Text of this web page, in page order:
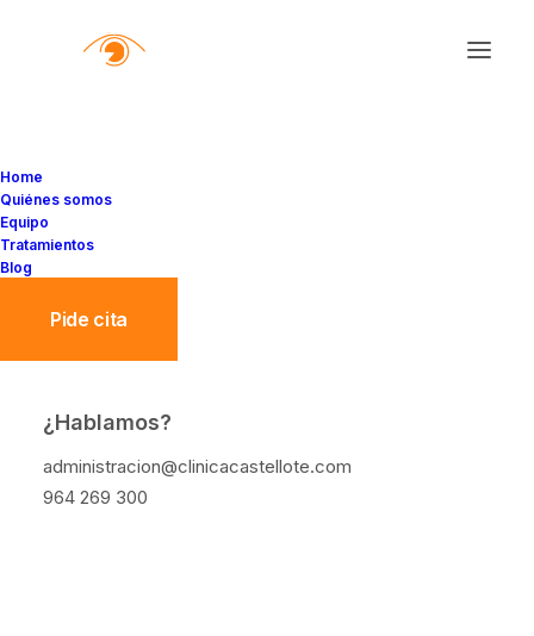
Home
Quiénes somos
Equipo
Tratamientos
Blog
Pide cita
¿Hablamos?
administracion@clinicacastellote.com
964 269 300
Cómo prevenir accidentes
oculares en el trabajo y el